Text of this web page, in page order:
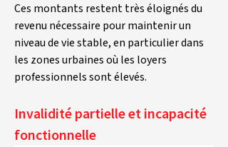
Ces montants restent très éloignés du
revenu nécessaire pour maintenir un
niveau de vie stable, en particulier dans
les zones urbaines où les loyers
professionnels sont élevés.
Invalidité partielle et incapacité
fonctionnelle